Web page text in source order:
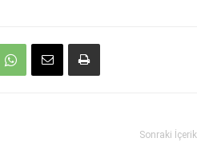
Sonraki İçerik